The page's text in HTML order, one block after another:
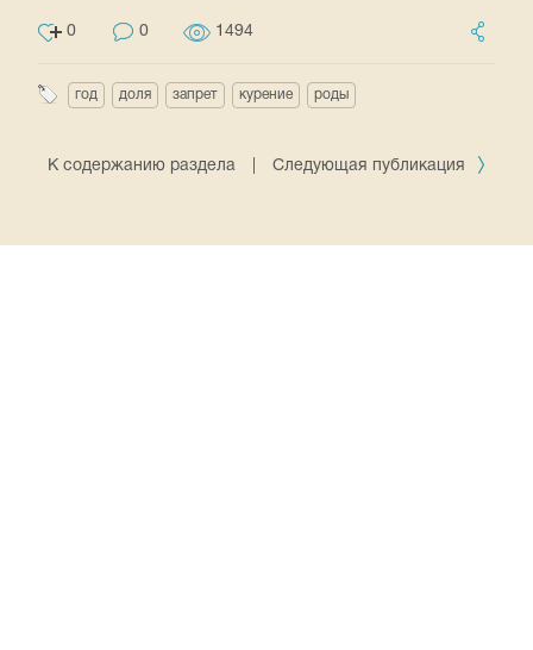
0 0 1494
год доля запрет курение роды
К содержанию раздела Следующая публикация